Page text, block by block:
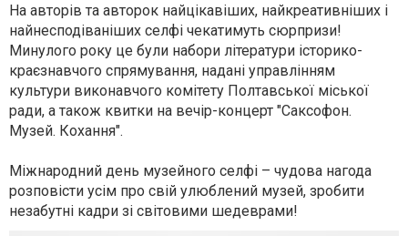
На авторів та авторок найцікавіших, найкреативніших і
найнесподіваніших селфі чекатимуть сюрпризи!
Минулого року це були набори літератури історико-
краєзнавчого спрямування, надані управлінням
культури виконавчого комітету Полтавської міської
ради, а також квитки на вечір-концерт "Саксофон.
Музей. Кохання".
Міжнародний день музейного селфі – чудова нагода
розповісти усім про свій улюблений музей, зробити
незабутні кадри зі світовими шедеврами!